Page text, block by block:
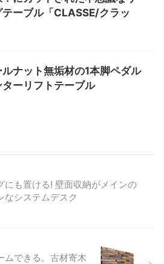
テーブル「CLASSE/クラッ
ルナット無垢材の1本脚ペダル
ーリフトテーブル
にも置ける! 壁面収納がメインの
なシステムデスク
ムできる。古材寄木